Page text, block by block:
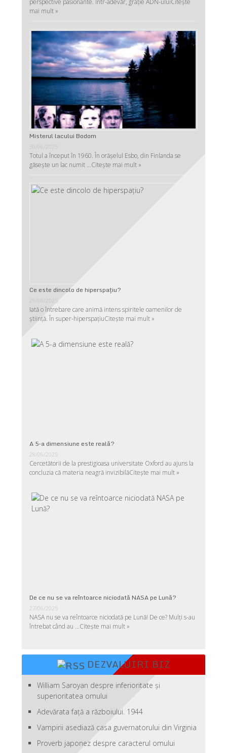
perspective pasionante. Într-adevăr, graţie ADN-uluiCitește
mai mult »
Misterul lacului Bodom
Totul a început în 1960. În orășelul Esbo, din Finlanda se
găsește un lac numit …Citește mai mult »
Ce este dincolo de hiperspaţiu?
29/06/2025
Iată o întrebare care animă intens spiritele oamenilor de
ştiinţă. În super-hiperspaţiuCitește mai mult »
A 5-a dimensiune este reală?
28/06/2025
Cercetătorii de la prestigioasa universitate Oxford au ajuns la
concluzia că materia neagră invizibilăCitește mai mult »
De ce nu se va reîntoarce niciodată NASA pe Lună?
27/06/2025
NASA nu se va reîntoarce niciodată pe Lună! De ce? Mulţi s-au
întrebat când au …Citește mai mult »
DEZVALUIRI BIZ
William Saroyan despre inferioritate şi
superioritatea omului
Adevărata față a războiului. 1944
Vampirii asediază casa guvernatorului din Virginia
Proverb japonez despre caracterul omului